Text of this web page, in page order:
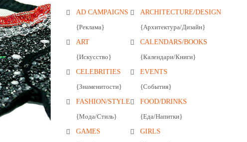
AD CAMPAIGNS
{Реклама}
ARCHITECTURE/DESIGN
{Архитектура/Дизайн}
ART
{Искусство}
CALENDARS/BOOKS
{Календари/Книги}
CELEBRITIES
{Знаменитости}
EVENTS
{События}
FASHION/STYLE
{Мода/Стиль}
FOOD/DRINKS
{Еда/Напитки}
GAMES
GIRLS